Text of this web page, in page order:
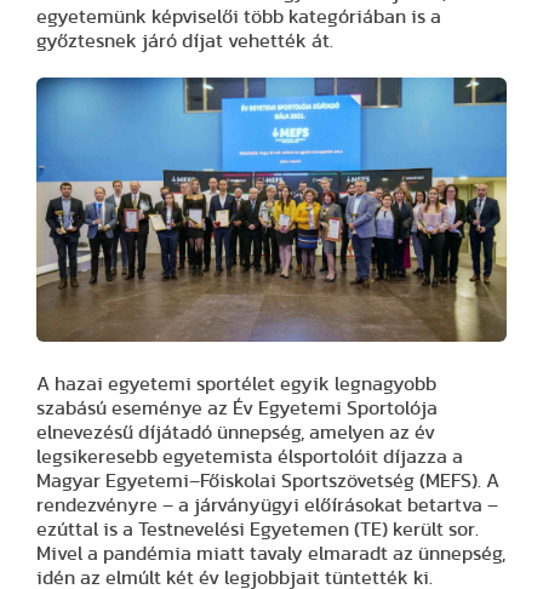
egyetemünk képviselői több kategóriában is a
győztesnek járó díjat vehették át.
A hazai egyetemi sportélet egyik legnagyobb
szabású eseménye az Év Egyetemi Sportolója
elnevezésű díjátadó ünnepség, amelyen az év
legsikeresebb egyetemista élsportolóit díjazza a
Magyar Egyetemi–Főiskolai Sportszövetség (MEFS). A
rendezvényre – a járványügyi előírásokat betartva –
ezúttal is a Testnevelési Egyetemen (TE) került sor.
Mivel a pandémia miatt tavaly elmaradt az ünnepség,
idén az elmúlt két év legjobbjait tüntették ki.